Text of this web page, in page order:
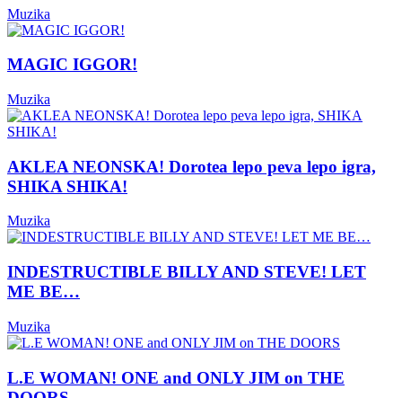
Muzika
MAGIC IGGOR!
Muzika
AKLEA NEONSKA! Dorotea lepo peva lepo igra,
SHIKA SHIKA!
Muzika
INDESTRUCTIBLE BILLY AND STEVE! LET
ME BE…
Muzika
L.E WOMAN! ONE and ONLY JIM on THE